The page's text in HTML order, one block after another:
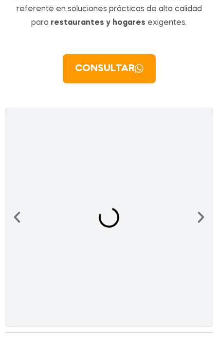
referente en soluciones prácticas de alta calidad
para restaurantes y hogares exigentes.
CONSULTAR